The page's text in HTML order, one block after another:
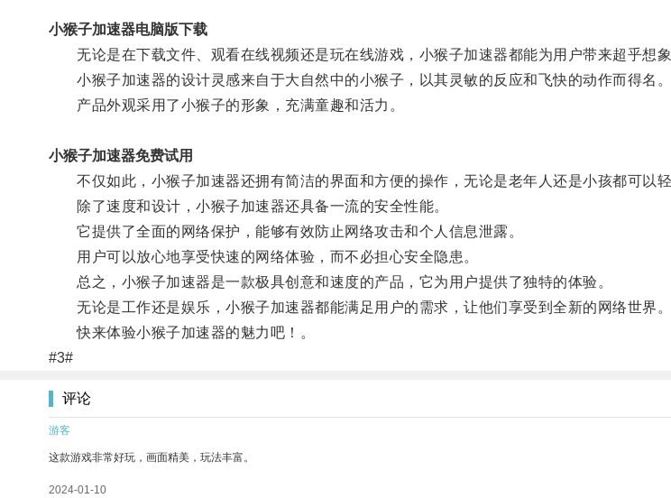
小猴子加速器电脑版下载
无论是在下载文件、观看在线视频还是玩在线游戏，小猴子加速器都能为用户带来超乎想象
小猴子加速器的设计灵感来自于大自然中的小猴子，以其灵敏的反应和飞快的动作而得名。
产品外观采用了小猴子的形象，充满童趣和活力。
小猴子加速器免费试用
不仅如此，小猴子加速器还拥有简洁的界面和方便的操作，无论是老年人还是小孩都可以轻
除了速度和设计，小猴子加速器还具备一流的安全性能。
它提供了全面的网络保护，能够有效防止网络攻击和个人信息泄露。
用户可以放心地享受快速的网络体验，而不必担心安全隐患。
总之，小猴子加速器是一款极具创意和速度的产品，它为用户提供了独特的体验。
无论是工作还是娱乐，小猴子加速器都能满足用户的需求，让他们享受到全新的网络世界。
快来体验小猴子加速器的魅力吧！。
#3#
评论
游客
这款游戏非常好玩，画面精美，玩法丰富。
2024-01-10